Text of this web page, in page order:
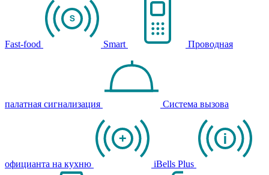
Fast-food Smart Проводная
палатная сигнализация Система вызова
официанта на кухню iBells Plus